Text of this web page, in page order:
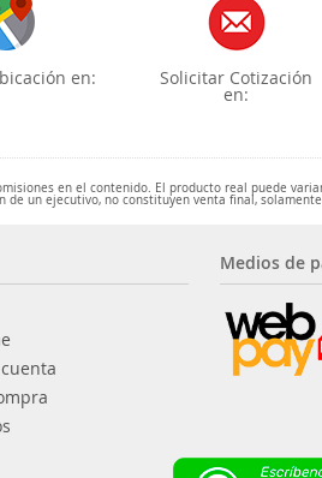
en: Solicitar Cotización
en:
en el contenido. El producto real puede
un ejecutivo, no constituyen venta final,
Medios de